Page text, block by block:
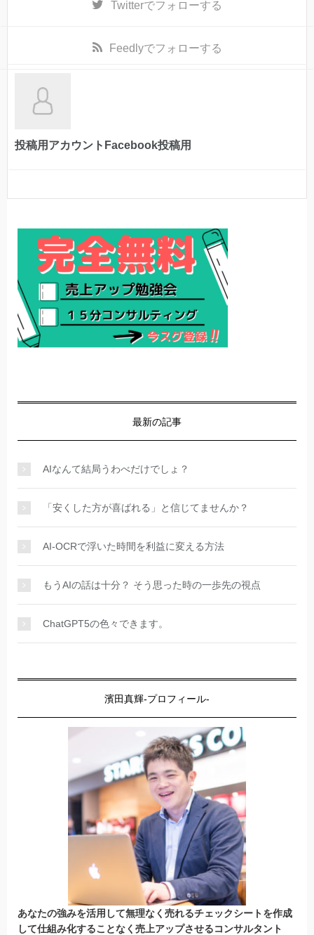
Twitterでフォローする
Feedlyでフォローする
投稿用アカウントFacebook投稿用
最新の記事
AIなんて結局うわべだけでしょ？
「安くした方が喜ばれる」と信じてませんか？
AI-OCRで浮いた時間を利益に変える方法
もうAIの話は十分？ そう思った時の一歩先の視点
ChatGPT5の色々できます。
濱田真輝-プロフィール-
あなたの強みを活用して無理なく売れるチェックシートを作成
して仕組み化することなく売上アップさせるコンサルタント